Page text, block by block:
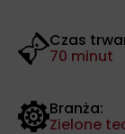
Czas
70 minut
Branża:
Zielone